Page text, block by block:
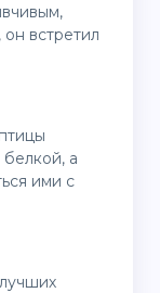
встретил
а
ими с